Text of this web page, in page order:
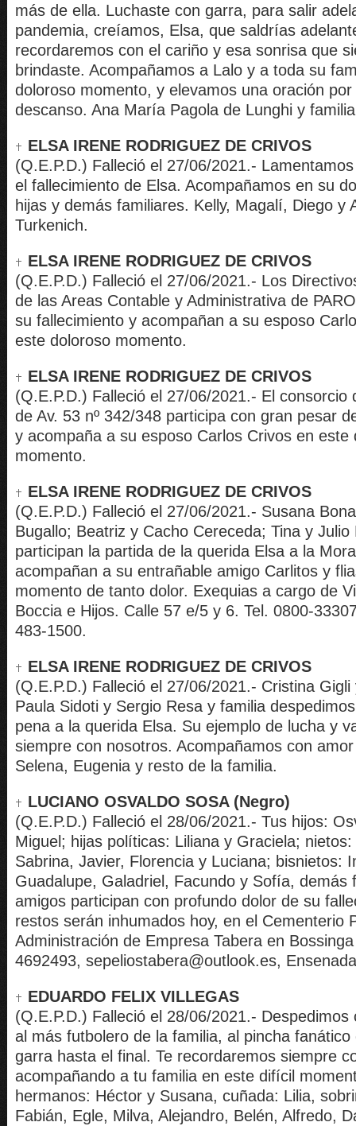
más de ella. Luchaste con garra, para salir
pandemia, creíamos, Elsa, que saldrías
recordaremos con el cariño y esa sonrisa que
brindaste. Acompañamos a Lalo y a toda su
doloroso momento, y elevamos una oración
descanso. Ana María Pagola de Lunghi y
ELSA IRENE RODRIGUEZ DE CRIVOS
(Q.E.P.D.) Falleció el 27/06/2021.-
el fallecimiento de Elsa. Acompañamos en su
hijas y demás familiares. Kelly, Magalí, Diego y
Turkenich.
ELSA IRENE RODRIGUEZ DE CRIVOS
(Q.E.P.D.) Falleció el 27/06/2021.- Los
de las Areas Contable y Administrativa de
su fallecimiento y acompañan a su esposo
este doloroso momento.
ELSA IRENE RODRIGUEZ DE CRIVOS
(Q.E.P.D.) Falleció el 27/06/2021.- El consorcio
de Av. 53 nº 342/348 participa con gran pesar
y acompaña a su esposo Carlos Crivos en este
momento.
ELSA IRENE RODRIGUEZ DE CRIVOS
(Q.E.P.D.) Falleció el 27/06/2021.- Susana
Bugallo; Beatriz y Cacho Cereceda; Tina y Julio
participan la partida de la querida Elsa a la
acompañan a su entrañable amigo Carlitos y
momento de tanto dolor. Exequias a cargo de
Boccia e Hijos. Calle 57 e/5 y 6. Tel. 0800-
483-1500.
ELSA IRENE RODRIGUEZ DE CRIVOS
(Q.E.P.D.) Falleció el 27/06/2021.- Cristina
Paula Sidoti y Sergio Resa y familia
pena a la querida Elsa. Su ejemplo de lucha y
siempre con nosotros. Acompañamos con
Selena, Eugenia y resto de la familia.
LUCIANO OSVALDO SOSA (Negro)
(Q.E.P.D.) Falleció el 28/06/2021.- Tus hijos:
Miguel; hijas políticas: Liliana y Graciela;
Sabrina, Javier, Florencia y Luciana; bisnietos:
Guadalupe, Galadriel, Facundo y Sofía, demás
amigos participan con profundo dolor de su
restos serán inhumados hoy, en el Cementerio
Administración de Empresa Tabera en
4692493, sepeliostabera@outlook.es,
EDUARDO FELIX VILLEGAS
(Q.E.P.D.) Falleció el 28/06/2021.- Despedimos
al más futbolero de la familia, al pincha fanático
garra hasta el final. Te recordaremos siempre
acompañando a tu familia en este difícil
hermanos: Héctor y Susana, cuñada: Lilia,
Fabián, Egle, Milva, Alejandro, Belén, Alfredo,